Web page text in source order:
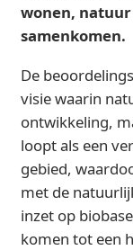
wonen,
samenkomen.
De
visie waarin
ontwikkeling,
loopt als een
gebied,
met de
inzet op
komen tot een